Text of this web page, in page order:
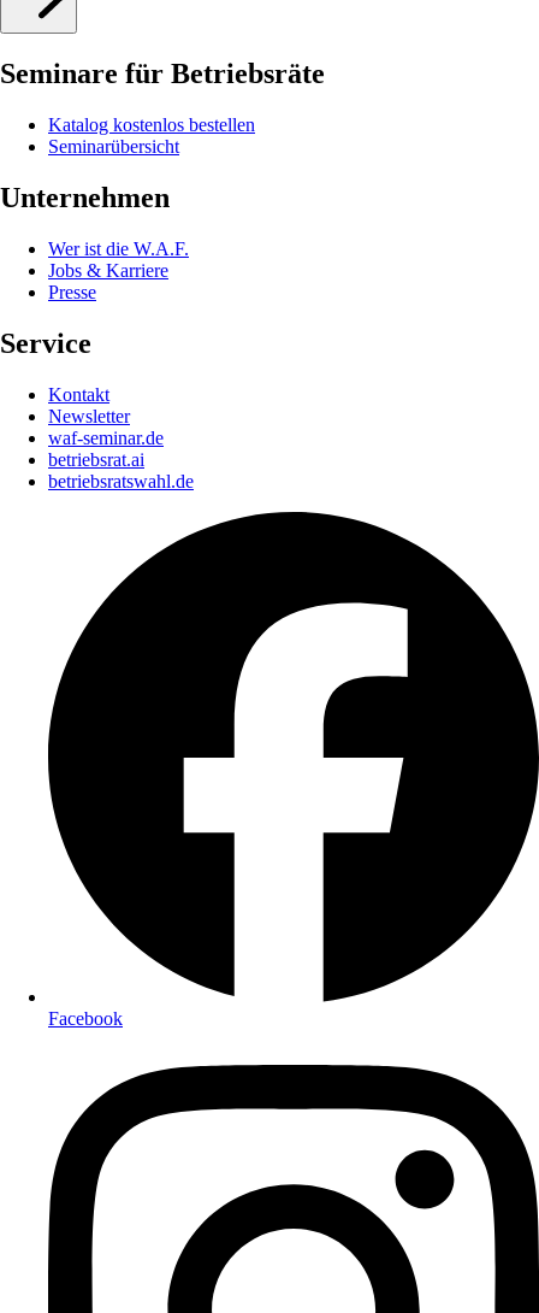
Seminare für Betriebsräte
Katalog kostenlos bestellen
Seminarübersicht
Unternehmen
Wer ist die W.A.F.
Jobs & Karriere
Presse
Service
Kontakt
Newsletter
waf-seminar.de
betriebsrat.ai
betriebsratswahl.de
Facebook